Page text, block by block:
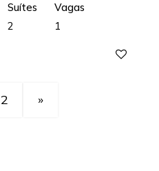
Suítes
2
Vagas
1
2 »